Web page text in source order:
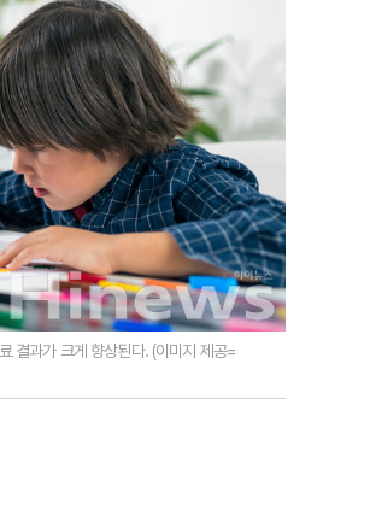
결과가 크게 향상된다. (이미지 제공=